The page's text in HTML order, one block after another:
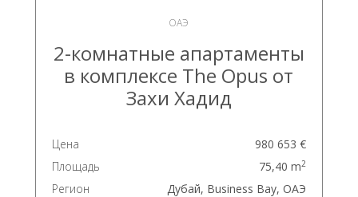
ОАЭ
2-комнатные апартаменты
в комплексе The Opus от
Захи Хадид
Цена
980 653 €
Площадь
75,40 m2
Регион Дубай, Business Bay, ОАЭ